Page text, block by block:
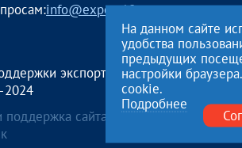
info@export10.ru
экспорта Республики Карелия
поддержка сайта — «Артлекс», г.
На данном сайте
удобства
предыдущих
настройки
cookie.
Подробнее